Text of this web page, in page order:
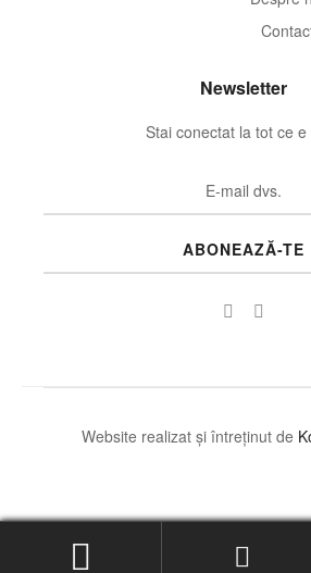
Newsletter
Stai conectat la tot ce e
ABONEAZĂ-TE
Website realizat și întreținut de